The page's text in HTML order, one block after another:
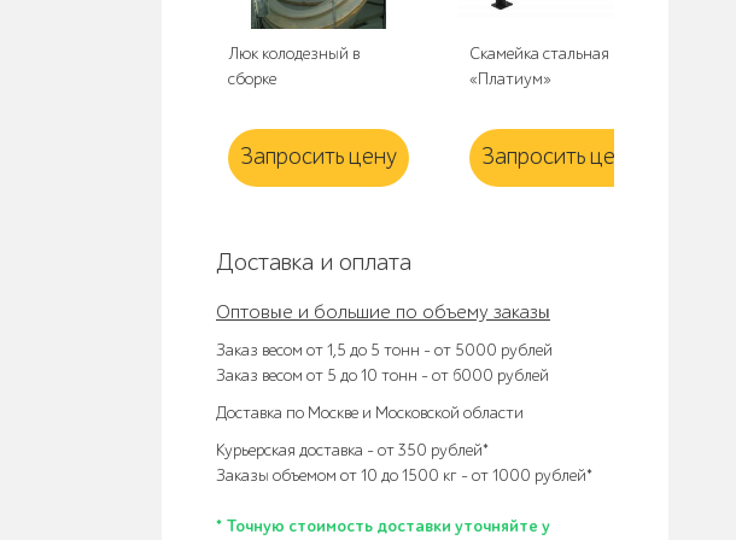
Люк колодезный в
сборке
Запросить цену
Скамейка стальная
«Платиум»
Запросить цену
Доставка и оплата
Оптовые и большие по объему заказы
Заказ весом от 1,5 до 5 тонн – от 5000 рублей
Заказ весом от 5 до 10 тонн – от 6000 рублей
Доставка по Москве и Московской области
Курьерская доставка – от 350 рублей*
Заказы объемом от 10 до 1500 кг – от 1000 рублей*
* Точную стоимость доставки уточняйте у